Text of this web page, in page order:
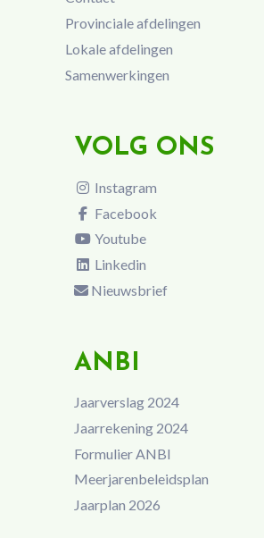
Provinciale afdelingen
Lokale afdelingen
Samenwerkingen
VOLG ONS
Instagram
Facebook
Youtube
Linkedin
Nieuwsbrief
ANBI
Jaarverslag 2024
Jaarrekening 2024
Formulier ANBI
Meerjarenbeleidsplan
Jaarplan 2026